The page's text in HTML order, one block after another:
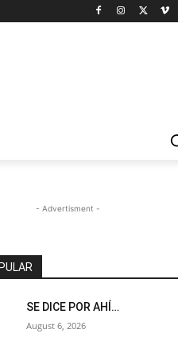
- Advertisment -
SE DICE POR AHÍ…
August 6, 2026